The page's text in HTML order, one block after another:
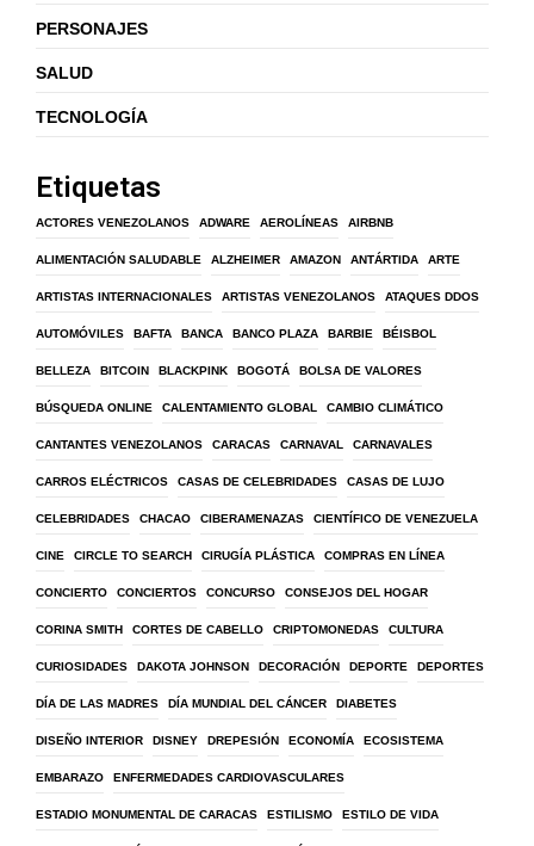
PERSONAJES
SALUD
TECNOLOGÍA
Etiquetas
ACTORES VENEZOLANOS ADWARE AEROLÍNEAS AIRBNB
ALIMENTACIÓN SALUDABLE ALZHEIMER AMAZON ANTÁRTIDA ARTE
ARTISTAS INTERNACIONALES ARTISTAS VENEZOLANOS ATAQUES DDOS
AUTOMÓVILES BAFTA BANCA BANCO PLAZA BARBIE BÉISBOL
BELLEZA BITCOIN BLACKPINK BOGOTÁ BOLSA DE VALORES
BÚSQUEDA ONLINE CALENTAMIENTO GLOBAL CAMBIO CLIMÁTICO
CANTANTES VENEZOLANOS CARACAS CARNAVAL CARNAVALES
CARROS ELÉCTRICOS CASAS DE CELEBRIDADES CASAS DE LUJO
CELEBRIDADES CHACAO CIBERAMENAZAS CIENTÍFICO DE VENEZUELA
CINE CIRCLE TO SEARCH CIRUGÍA PLÁSTICA COMPRAS EN LÍNEA
CONCIERTO CONCIERTOS CONCURSO CONSEJOS DEL HOGAR
CORINA SMITH CORTES DE CABELLO CRIPTOMONEDAS CULTURA
CURIOSIDADES DAKOTA JOHNSON DECORACIÓN DEPORTE DEPORTES
DÍA DE LAS MADRES DÍA MUNDIAL DEL CÁNCER DIABETES
DISEÑO INTERIOR DISNEY DREPESIÓN ECONOMÍA ECOSISTEMA
EMBARAZO ENFERMEDADES CARDIOVASCULARES
ESTADIO MONUMENTAL DE CARACAS ESTILISMO ESTILO DE VIDA